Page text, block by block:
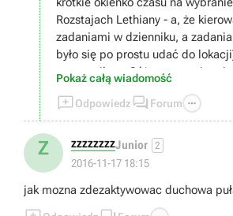
Rozstajach Lethiany - a, że
zadaniami w dzienniku, a
było się po prostu udać do
przegapiłem. Cóż - pozostaje mi
2go przejścia - lub ewentualnie
aby odblokować lokacje.
@Xanas - ja nikogo nie
cały czas jednych - więc może
Pokaż całą wiadomość
Odpowiedz  Forum 
Z zzzzzzzzJunior 2
2016-11-17 18:15
jak mozna zdezaktywowac duchowa